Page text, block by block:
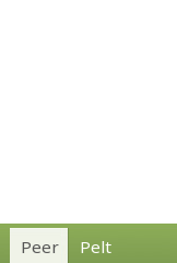
Peer Pelt